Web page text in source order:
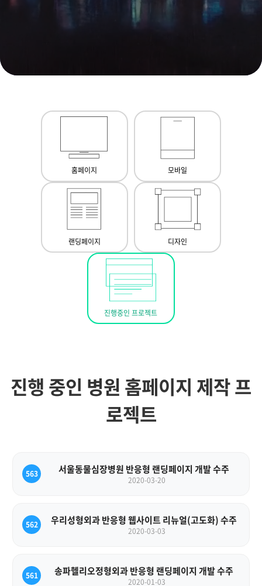
홈페이지 모바일
랜딩페이지 디자인
진행중인 프로젝트
진행 중인 병원 홈페이지 제작 프
로젝트
563 서울동물심장병원 반응형 랜딩페이지 개발 수주
2020-03-20
562 우리성형외과 반응형 웹사이트 리뉴얼(고도화) 수주
2020-03-03
561 송파헬리오정형외과 반응형 랜딩페이지 개발 수주
2020-01-03